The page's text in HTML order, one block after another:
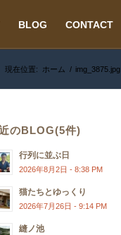
BLOG CONTACT
現在位置: ホーム / img_3875.jpg
のBLOG(5件)
行列に並ぶ日
2026年8月2日 - 8:38 PM
猫たちとゆっくり
2026年7月26日 - 9:14 PM
縫ノ池